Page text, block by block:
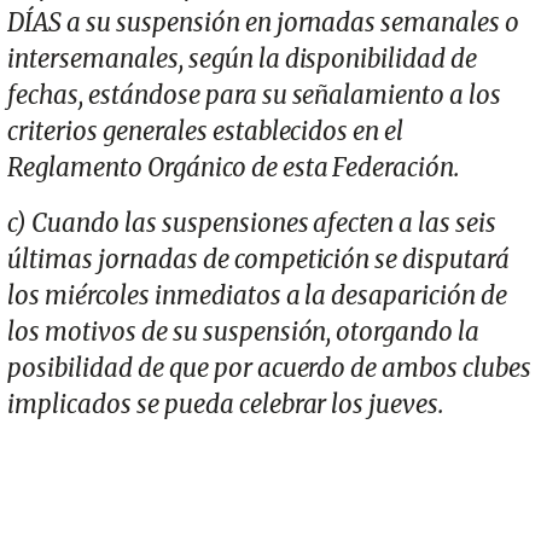
DÍAS a su suspensión en jornadas semanales o
intersemanales, según la disponibilidad de
fechas, estándose para su señalamiento a los
criterios generales establecidos en el
Reglamento Orgánico de esta Federación.
c) Cuando las suspensiones afecten a las seis
últimas jornadas de competición se disputará
los miércoles inmediatos a la desaparición de
los motivos de su suspensión, otorgando la
posibilidad de que por acuerdo de ambos clubes
implicados se pueda celebrar los jueves.